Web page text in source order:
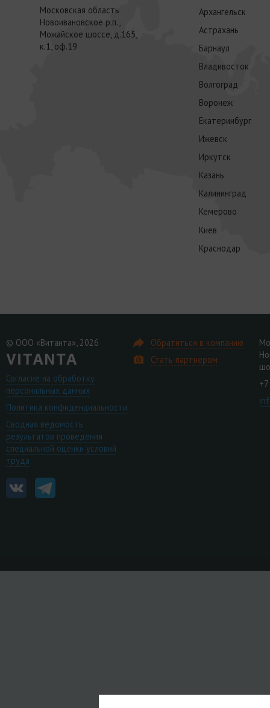
Московская область
Новоивановское р.п.,
Можайское шоссе, д.165,
к.1, оф.19
Архангельск
Астрахань
Барнаул
Владивосток
Волгоград
Воронеж
Екатеринбург
Ижевск
Иркутск
Казань
Калининград
Кемерово
Киев
Краснодар
© ООО «Витанта», 2026
Согласие на обработку
персональных данных
Политика конфиденциальности
Сводная ведомость
результатов проведения
специальной оценки условий
труда
Обратиться в компанию
Стать партнером